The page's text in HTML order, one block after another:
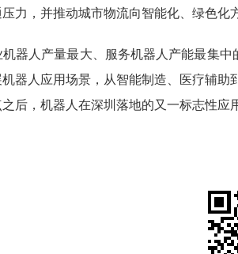
力，并推动城市物流向智能化、绿色化
人产量最大、服务机器人产能最集中
器人应用场景，从智能制造、医疗辅
后，机器人在深圳落地的又一标志性应